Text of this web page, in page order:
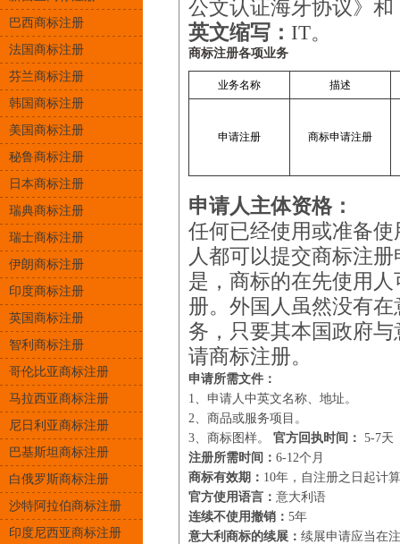
巴西商标注册
法国商标注册
芬兰商标注册
韩国商标注册
美国商标注册
秘鲁商标注册
日本商标注册
瑞典商标注册
瑞士商标注册
伊朗商标注册
印度商标注册
英国商标注册
智利商标注册
哥伦比亚商标注册
马拉西亚商标注册
尼日利亚商标注册
巴基斯坦商标注册
白俄罗斯商标注册
沙特阿拉伯商标注册
印度尼西亚商标注册
公文认证海牙协议》
英文缩写： IT。
商标注册各项业务
业务名称 描述
申请注册 商标申请注册
申请人主体资格：
任何已经使用或准备
人都可以提交商标注
是，商标的在先使用
册。外国人虽然没有
务，只要其本国政府
请商标注册。
申请所需文件：
1、申请人中英文名称、地址。
2、商品或服务项目。
3、商标图样。 官方回执时间： 5-7天
注册所需时间： 6-12个月
商标有效期： 10年，自注册之日起计
官方使用语言： 意大利语
连续不使用撤销： 5年
意大利商标的续展： 续展申请应当在